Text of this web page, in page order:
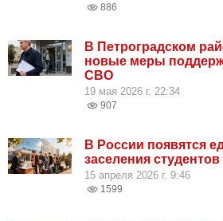
886
В Петроградском
новые меры
СВО
19 мая 2026 г. 22:34
907
В России появятся
заселения
15 апреля 2026 г. 9:46
1599